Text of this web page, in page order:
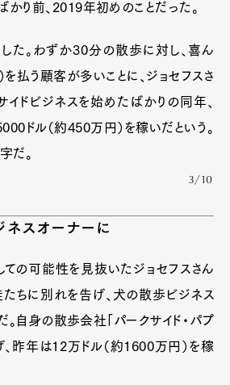
かり前、2019年初めのことだった。
た。わずか30分の散歩に対し、喜ん
を払う顧客が多いことに、ジョセフスさ
イドビジネスを始めたばかりの同年、
ドル（約450万円）を稼いだという。
だ。
3/10
スオーナーに
ての可能性を見抜いたジョセフスさん
ちに別れを告げ、犬の散歩ビジネス
自身の散歩会社「パークサイド・パプ
、昨年は12万ドル（約1600万円）を稼